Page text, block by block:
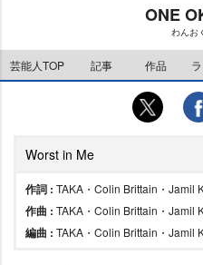
ONE
わんお
芸能人TOP 記事 作品
Worst in Me
作詞 : TAKA・Colin Brittain・Jamil
作曲 : TAKA・Colin Brittain・Jamil
編曲 : TAKA・Colin Brittain・Jamil